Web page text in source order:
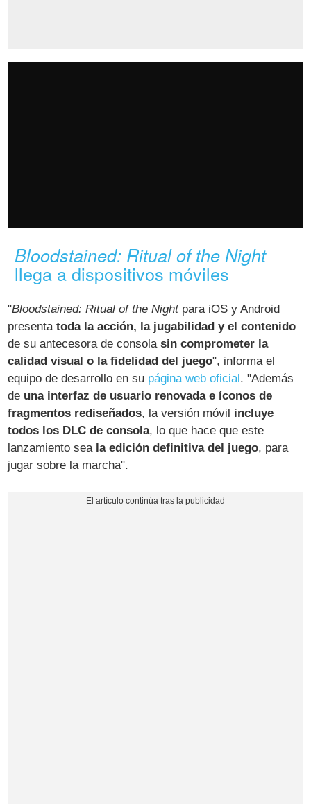
Bloodstained: Ritual of the Night
llega a dispositivos móviles
"Bloodstained: Ritual of the Nightpara iOS y Android
presentatoda la acción, la jugabilidad y el contenido
de su antecesora de consolasin comprometer la
calidad visual o la fidelidad del juego", informa el
equipo de desarrollo en su página web oficial . "Además
de una interfaz de usuario renovada e íconos de
fragmentos rediseñados, la versión móvil incluye
todos los DLC de consola, lo que hace que este
lanzamiento sea la edición definitiva del juego, para
jugar sobre la marcha".